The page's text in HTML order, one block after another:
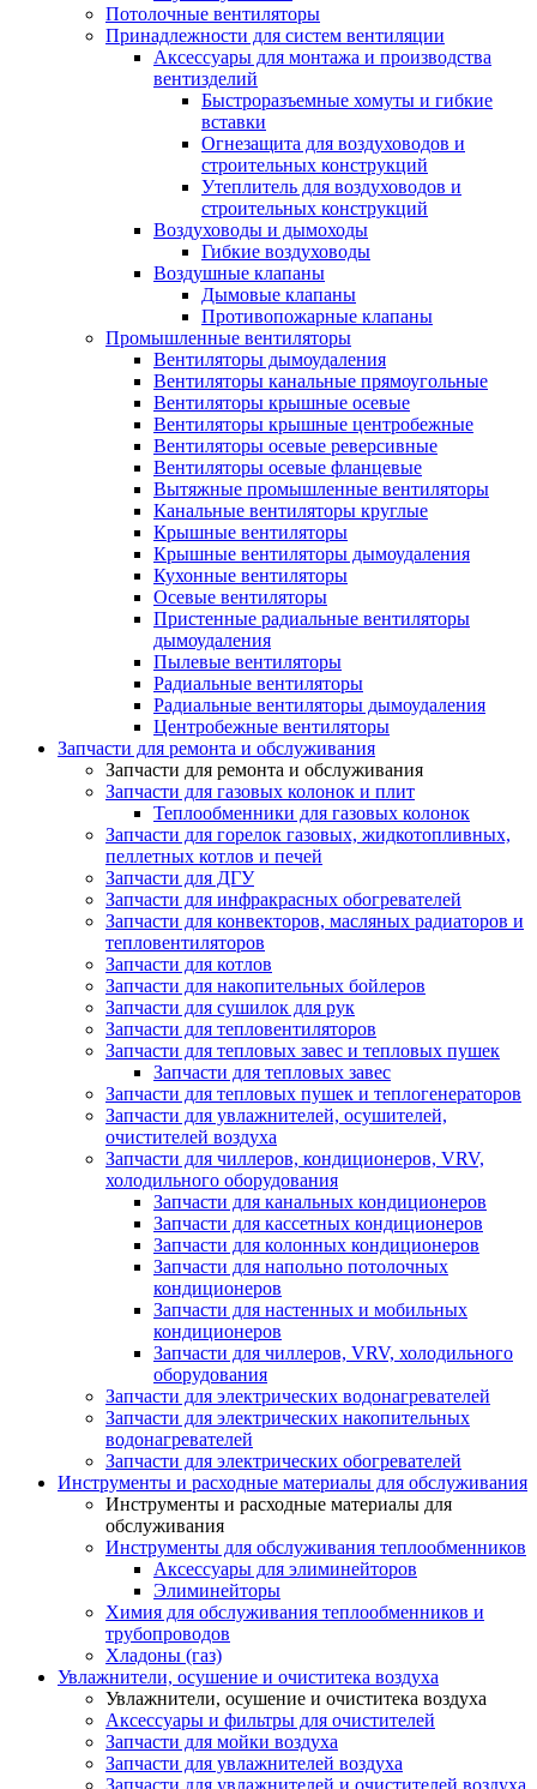
Потолочные вентиляторы
Принадлежности для систем вентиляции
Аксессуары для монтажа и производства
вентизделий
Быстроразъемные хомуты и гибкие
вставки
Огнезащита для воздуховодов и
строительных конструкций
Утеплитель для воздуховодов и
строительных конструкций
Воздуховоды и дымоходы
Гибкие воздуховоды
Воздушные клапаны
Дымовые клапаны
Противопожарные клапаны
Промышленные вентиляторы
Вентиляторы дымоудаления
Вентиляторы канальные прямоугольные
Вентиляторы крышные осевые
Вентиляторы крышные центробежные
Вентиляторы осевые реверсивные
Вентиляторы осевые фланцевые
Вытяжные промышленные вентиляторы
Канальные вентиляторы круглые
Крышные вентиляторы
Крышные вентиляторы дымоудаления
Кухонные вентиляторы
Осевые вентиляторы
Пристенные радиальные вентиляторы
дымоудаления
Пылевые вентиляторы
Радиальные вентиляторы
Радиальные вентиляторы дымоудаления
Центробежные вентиляторы
Запчасти для ремонта и обслуживания
Запчасти для ремонта и обслуживания
Запчасти для газовых колонок и плит
Теплообменники для газовых колонок
Запчасти для горелок газовых, жидкотопливных,
пеллетных котлов и печей
Запчасти для ДГУ
Запчасти для инфракрасных обогревателей
Запчасти для конвекторов, масляных радиаторов и
тепловентиляторов
Запчасти для котлов
Запчасти для накопительных бойлеров
Запчасти для сушилок для рук
Запчасти для тепловентиляторов
Запчасти для тепловых завес и тепловых пушек
Запчасти для тепловых завес
Запчасти для тепловых пушек и теплогенераторов
Запчасти для увлажнителей, осушителей,
очистителей воздуха
Запчасти для чиллеров, кондиционеров, VRV,
холодильного оборудования
Запчасти для канальных кондиционеров
Запчасти для кассетных кондиционеров
Запчасти для колонных кондиционеров
Запчасти для напольно потолочных
кондиционеров
Запчасти для настенных и мобильных
кондиционеров
Запчасти для чиллеров, VRV, холодильного
оборудования
Запчасти для электрических водонагревателей
Запчасти для электрических накопительных
водонагревателей
Запчасти для электрических обогревателей
Инструменты и расходные материалы для обслуживания
Инструменты и расходные материалы для
обслуживания
Инструменты для обслуживания теплообменников
Аксессуары для элиминейторов
Элиминейторы
Химия для обслуживания теплообменников и
трубопроводов
Хладоны (газ)
Увлажнители, осушение и очиститека воздуха
Увлажнители, осушение и очиститека воздуха
Аксессуары и фильтры для очистителей
Запчасти для мойки воздуха
Запчасти для увлажнителей воздуха
Запчасти для увлажнителей и очистителей воздуха